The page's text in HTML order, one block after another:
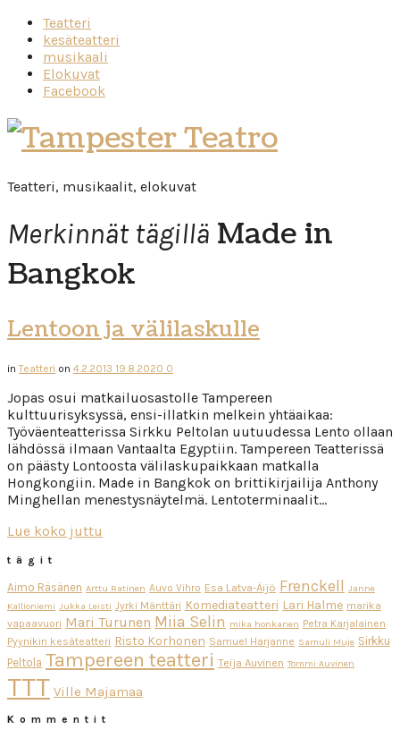
Teatteri
kesäteatteri
musikaali
Elokuvat
Facebook
Tampester
Teatro
Teatteri, musikaalit, elokuvat
Merkinnät tägillä Made in
Bangkok
Lentoon ja välilaskulle
inTeatteri on 4.2.2013 19.8.2020 0
Jopas osui matkailuosastolle Tampereen
kulttuurisyksyssä, ensi-illatkin melkein yhtäaikaa:
Työväenteatterissa Sirkku Peltolan uutuudessa Lento ollaan
lähdössä ilmaan Vantaalta Egyptiin. Tampereen Teatterissä
on päästy Lontoosta välilaskupaikkaan matkalla
Hongkongiin. Made in Bangkok on brittikirjailija Anthony
Minghellan menestysnäytelmä. Lentoterminaalit…
Lue koko juttu
tägit
Aimo Räsänen Arttu Ratinen Auvo Vihro Esa Latva-Äijö Frenckell Janne
Kallioniemi Jukka Leisti Jyrki Mänttäri Komediateatteri Lari Halme marika
vapaavuori Mari Turunen Miia Selin mika honkanen Petra Karjalainen
Pyynikin kesäteatteri Risto Korhonen Samuel Harjanne Samuli Muje Sirkku
Peltola Tampereen teatteri Teija Auvinen Tommi Auvinen
TTT Ville Majamaa
Kommentit